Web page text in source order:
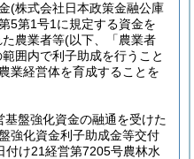
(株式会社日本政策金融公庫
5第1号1に規定する資金を
農業者等(以下、「農業者
囲内で利子助成を行うこと
業経営体を育成することを
盤強化資金の融通を受けた
強化資金利子助成金等交付
付け21経営第7205号農林水